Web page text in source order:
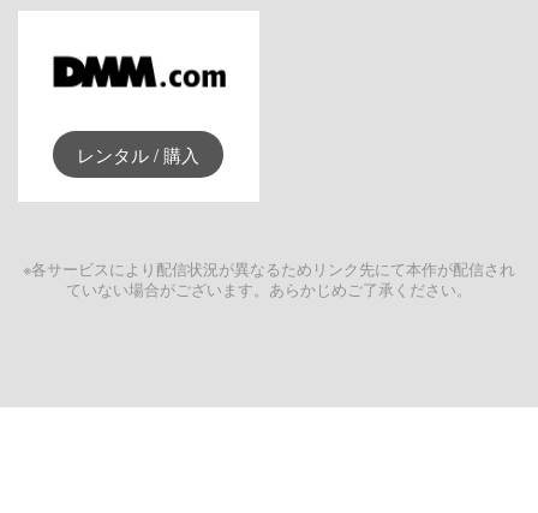
レンタル / 購入
※各サービスにより配信状況が異なるためリンク先にて本作が配信され
ていない場合がございます。あらかじめご了承ください。